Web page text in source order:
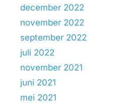
december 2022
november 2022
september 2022
juli 2022
november 2021
juni 2021
mei 2021